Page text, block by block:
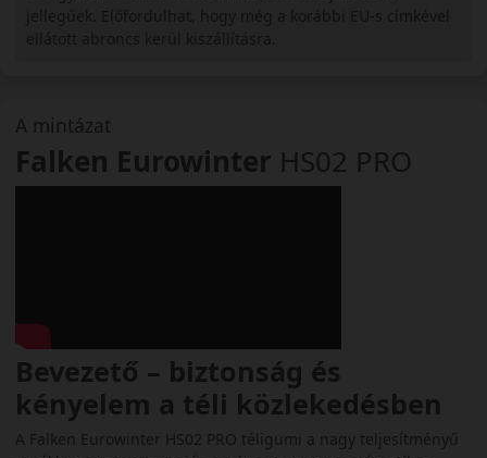
A mintázat
Falken Eurowinter HS02 PRO
Bevezető – biztonság és
kényelem a téli közlekedésben
A Falken Eurowinter HS02 PRO téligumi a nagy teljesítményű